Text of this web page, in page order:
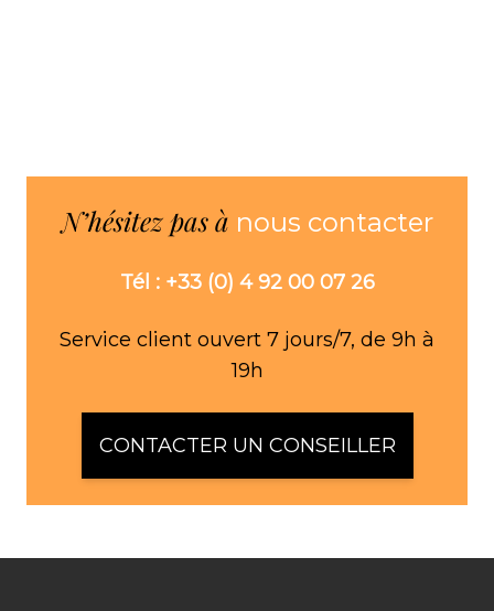
N’hésitez pas à nous contacter
Tél : +33 (0) 4 92 00 07 26
Service client ouvert 7 jours/7, de 9h à
19h
CONTACTER UN CONSEILLER